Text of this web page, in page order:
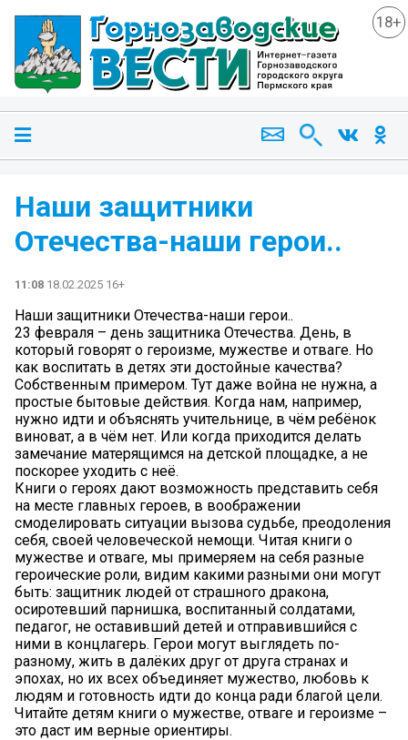
18+
Наши защитники
Отечества-наши герои..
11:08 18.02.2025 16+
Наши защитники Отечества-наши герои..
23 февраля – день защитника Отечества. День, в
который говорят о героизме, мужестве и отваге. Но
как воспитать в детях эти достойные качества?
Собственным примером. Тут даже война не нужна, а
простые бытовые действия. Когда нам, например,
нужно идти и объяснять учительнице, в чём ребёнок
виноват, а в чём нет. Или когда приходится делать
замечание матерящимся на детской площадке, а не
поскорее уходить с неё.
Книги о героях дают возможность представить себя
на месте главных героев, в воображении
смоделировать ситуации вызова судьбе, преодоления
себя, своей человеческой немощи. Читая книги о
мужестве и отваге, мы примеряем на себя разные
героические роли, видим какими разными они могут
быть: защитник людей от страшного дракона,
осиротевший парнишка, воспитанный солдатами,
педагог, не оставивший детей и отправившийся с
ними в концлагерь. Герои могут выглядеть по-
разному, жить в далёких друг от друга странах и
эпохах, но их всех объединяет мужество, любовь к
людям и готовность идти до конца ради благой цели.
Читайте детям книги о мужестве, отваге и героизме –
это даст им верные ориентиры.